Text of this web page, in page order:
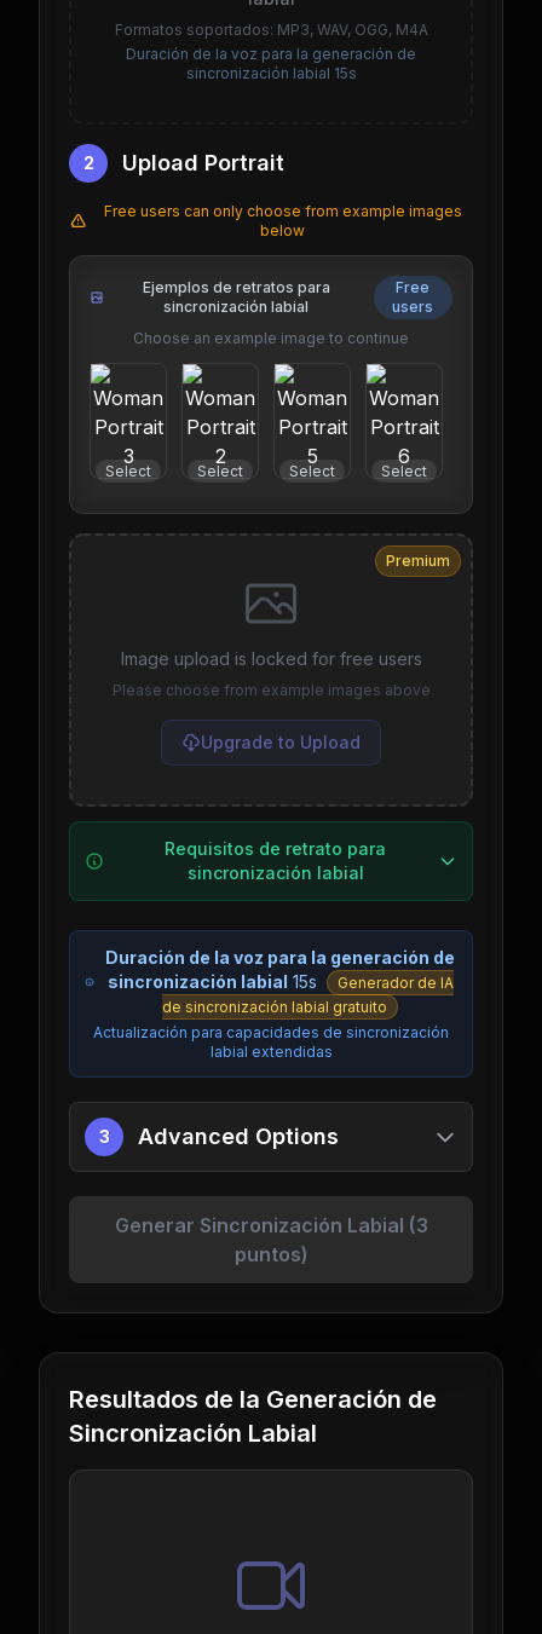
Formatos soportados: MP3, WAV, OGG, M4A
Duración de la voz para la generación de
sincronización labial 15s
2 Upload Portrait
Free users can only choose from example images
below
Ejemplos de retratos para
sincronización labial
Free
users
Choose an example image to continue
Select Select Select Select
Image upload is locked for free users
Please choose from example images above
Upgrade to Upload
Premium
Requisitos de retrato para
sincronización labial
Duración de la voz para la generación de
sincronización labial 15s
Generador de IA
de sincronización labial gratuito
Actualización para capacidades de sincronización
labial extendidas
3 Advanced Options
Generar Sincronización Labial (3
puntos)
Resultados de la Generación de
Sincronización Labial